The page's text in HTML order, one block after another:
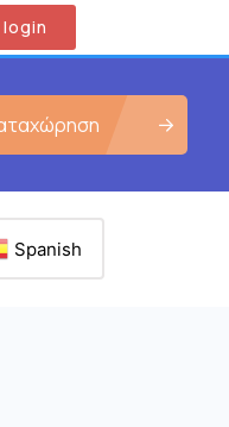
login
Spanish